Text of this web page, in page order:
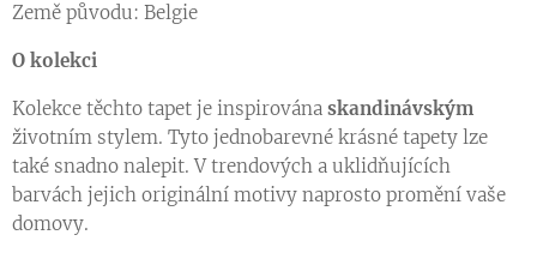
Země původu: Belgie
O kolekci
Kolekce těchto tapet je inspirována skandinávským
životním stylem. Tyto jednobarevné krásné tapety lze
také snadno nalepit. V trendových a uklidňujících
barvách jejich originální motivy naprosto promění vaše
domovy.